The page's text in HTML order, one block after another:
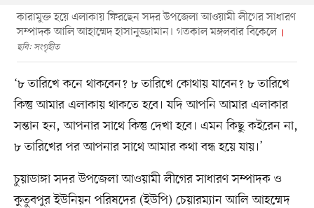
কারামুক্ত হয়ে এলাকায় ফিরছেন সদর উপজেলা আওয়ামী লীগের সাধারণ
সম্পাদক আলি আহাম্মেদ হাসানুজ্জামান। গতকাল মঙ্গলবার বিকেলে
ছবি: সংগৃহীত
‘৮ তারিখে কনে থাকবেন? ৮ তারিখে কোথায় যাবেন? ৮ তারিখে
কিন্তু আমার এলাকায় থাকতে হবে। যদি আপনি আমার এলাকার
সন্তান হন, আপনার সাথে কিন্তু দেখা হবে। এমন কিছু কইরেন না,
৮ তারিখের পর আপনার সাথে আমার কথা বন্ধ হয়ে যায়।’
চুয়াডাঙ্গা সদর উপজেলা আওয়ামী লীগের সাধারণ সম্পাদক ও
কুতুবপুর ইউনিয়ন পরিষদের (ইউপি) চেয়ারম্যান আলি আহম্মেদ